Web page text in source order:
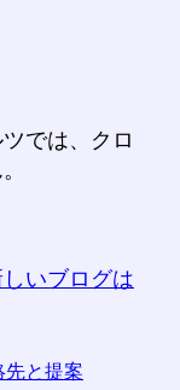
では、クロ
しいブログは
先と提案